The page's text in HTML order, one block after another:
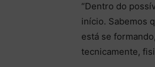
“Dentro do
início. Sabemos
está se
tecnicamente,